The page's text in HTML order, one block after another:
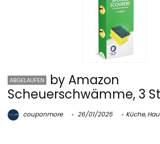
ABGELAUFEN
by Amazon
Scheuerschwämme, 3
couponmore 26/01/2025 Küche,